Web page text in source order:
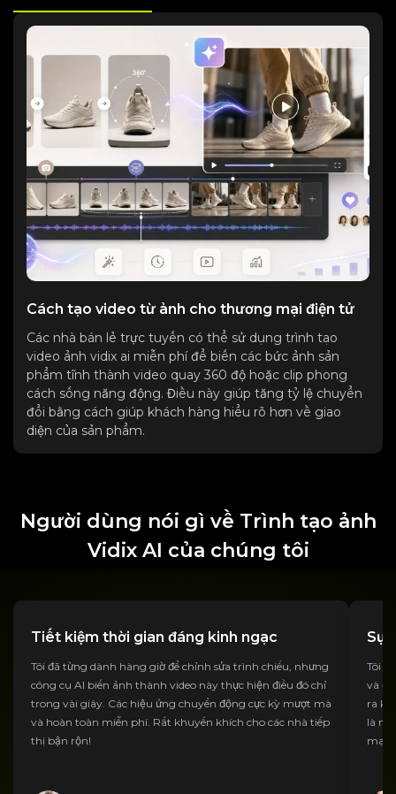
Cách tạo video từ ảnh cho thương mại điện tử
Các nhà bán lẻ trực tuyến có thể sử dụng trình tạo
video ảnh vidix ai miễn phí để biến các bức ảnh sản
phẩm tĩnh thành video quay 360 độ hoặc clip phong
cách sống năng động. Điều này giúp tăng tỷ lệ chuyển
đổi bằng cách giúp khách hàng hiểu rõ hơn về giao
diện của sản phẩm.
Người dùng nói gì về Trình tạo ảnh
Vidix AI của chúng tôi
Tiết kiệm thời gian đáng kinh ngạc
Tôi đã từng dành hàng giờ để chỉnh sửa trình chiếu, nhưng
công cụ AI biến ảnh thành video này thực hiện điều đó chỉ
trong vài giây. Các hiệu ứng chuyển động cực kỳ mượt mà
và hoàn toàn miễn phí. Rất khuyến khích cho các nhà tiếp
thị bận rộn!
Sự
Tôi
và
ra
là